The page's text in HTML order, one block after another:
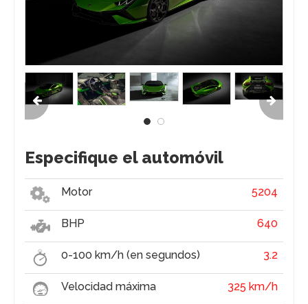
Especifique el automóvil
Motor 5204
BHP 640
0-100 km/h (en segundos) 3.2
Velocidad máxima 325 km/h